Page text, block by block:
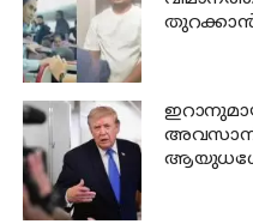
തുറക്കാന്‍